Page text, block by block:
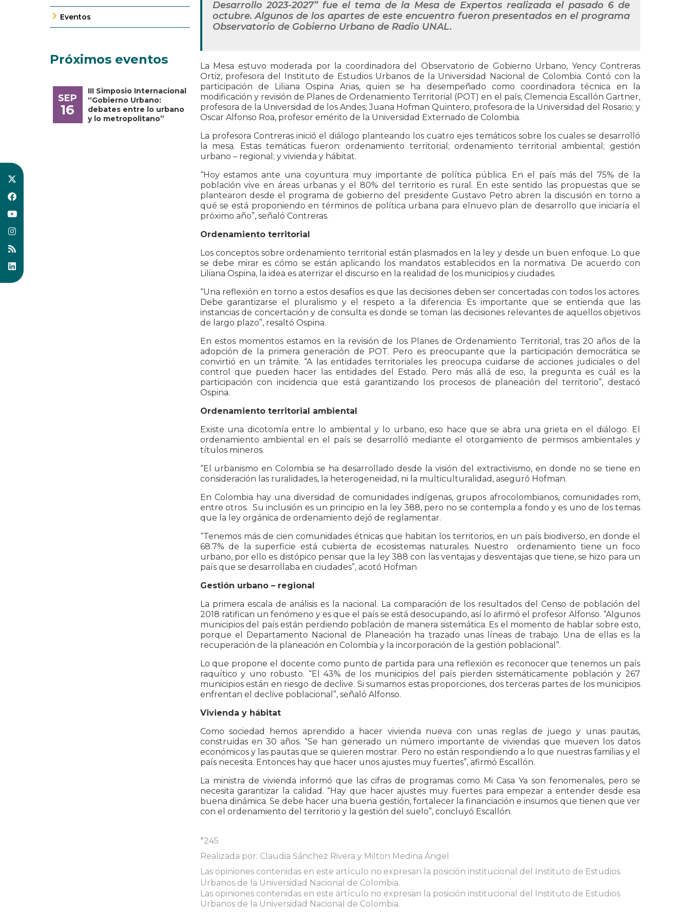
Eventos
Próximos eventos
SEP
16
III Simposio Internacional
“Gobierno Urbano:
debates entre lo urbano
y lo metropolitano”
Desarrollo 2023-2027” fue el tema de la Mesa de Expertos realizada el pasado 6 de
octubre. Algunos de los apartes de este encuentro fueron presentados en el programa
Observatorio de Gobierno Urbano de Radio UNAL.
La Mesa estuvo moderada por la coordinadora del Observatorio de Gobierno Urbano, Yency Contreras
Ortiz, profesora del Instituto de Estudios Urbanos de la Universidad Nacional de Colombia. Contó con la
participación de Liliana Ospina Arias, quien se ha desempeñado como coordinadora técnica en la
modificación y revisión de Planes de Ordenamiento Territorial (POT) en el país; Clemencia Escallón Gartner,
profesora de la Universidad de los Andes; Juana Hofman Quintero, profesora de la Universidad del Rosario; y
Oscar Alfonso Roa, profesor emérito de la Universidad Externado de Colombia.
La profesora Contreras inició el diálogo planteando los cuatro ejes temáticos sobre los cuales se desarrolló
la mesa. Estas temáticas fueron: ordenamiento territorial; ordenamiento territorial ambiental; gestión
urbano – regional; y vivienda y hábitat.
“Hoy estamos ante una coyuntura muy importante de política pública. En el país más del 75% de la
población vive en áreas urbanas y el 80% del territorio es rural. En este sentido las propuestas que se
plantearon desde el programa de gobierno del presidente Gustavo Petro abren la discusión en torno a
qué se está proponiendo en términos de política urbana para elnuevo plan de desarrollo que iniciaría el
próximo año”, señaló Contreras.
Ordenamiento territorial
Los conceptos sobre ordenamiento territorial están plasmados en la ley y desde un buen enfoque. Lo que
se debe mirar es cómo se están aplicando los mandatos establecidos en la normativa. De acuerdo con
Liliana Ospina, la idea es aterrizar el discurso en la realidad de los municipios y ciudades.
“Una reflexión en torno a estos desafíos es que las decisiones deben ser concertadas con todos los actores.
Debe garantizarse el pluralismo y el respeto a la diferencia. Es importante que se entienda que las
instancias de concertación y de consulta es donde se toman las decisiones relevantes de aquellos objetivos
de largo plazo”, resaltó Ospina.
En estos momentos estamos en la revisión de los Planes de Ordenamiento Territorial, tras 20 años de la
adopción de la primera generación de POT. Pero es preocupante que la participación democrática se
convirtió en un trámite. “A las entidades territoriales les preocupa cuidarse de acciones judiciales o del
control que pueden hacer las entidades del Estado. Pero más allá de eso, la pregunta es cuál es la
participación con incidencia que está garantizando los procesos de planeación del territorio”, destacó
Ospina.
Ordenamiento territorial ambiental
Existe una dicotomía entre lo ambiental y lo urbano, eso hace que se abra una grieta en el diálogo. El
ordenamiento ambiental en el país se desarrolló mediante el otorgamiento de permisos ambientales y
títulos mineros.
“El urbanismo en Colombia se ha desarrollado desde la visión del extractivismo, en donde no se tiene en
consideración las ruralidades, la heterogeneidad, ni la multiculturalidad, aseguró Hofman.
En Colombia hay una diversidad de comunidades indígenas, grupos afrocolombianos, comunidades rom,
entre otros. Su inclusión es un principio en la ley 388, pero no se contempla a fondo y es uno de los temas
que la ley orgánica de ordenamiento dejó de reglamentar.
“Tenemos más de cien comunidades étnicas que habitan los territorios, en un país biodiverso, en donde el
68.7% de la superficie está cubierta de ecosistemas naturales. Nuestro ordenamiento tiene un foco
urbano, por ello es distópico pensar que la ley 388 con las ventajas y desventajas que tiene, se hizo para un
país que se desarrollaba en ciudades”, acotó Hofman
Gestión urbano – regional
La primera escala de análisis es la nacional. La comparación de los resultados del Censo de población del
2018 ratifican un fenómeno y es que el país se está desocupando, así lo afirmó el profesor Alfonso. “Algunos
municipios del país están perdiendo población de manera sistemática. Es el momento de hablar sobre esto,
porque el Departamento Nacional de Planeación ha trazado unas líneas de trabajo. Una de ellas es la
recuperación de la planeación en Colombia y la incorporación de la gestión poblacional”.
Lo que propone el docente como punto de partida para una reflexión es reconocer que tenemos un país
raquítico y uno robusto. “El 43% de los municipios del país pierden sistemáticamente población y 267
municipios están en riesgo de declive. Si sumamos estas proporciones, dos terceras partes de los municipios
enfrentan el declive poblacional”, señaló Alfonso.
Vivienda y hábitat
Como sociedad hemos aprendido a hacer vivienda nueva con unas reglas de juego y unas pautas,
construidas en 30 años. “Se han generado un número importante de viviendas que mueven los datos
económicos y las pautas que se quieren mostrar. Pero no están respondiendo a lo que nuestras familias y el
país necesita. Entonces hay que hacer unos ajustes muy fuertes”, afirmó Escallón.
La ministra de vivienda informó que las cifras de programas como Mi Casa Ya son fenomenales, pero se
necesita garantizar la calidad. “Hay que hacer ajustes muy fuertes para empezar a entender desde esa
buena dinámica. Se debe hacer una buena gestión, fortalecer la financiación e insumos que tienen que ver
con el ordenamiento del territorio y la gestión del suelo”, concluyó Escallón.
*245
Realizada por: Claudia Sánchez Rivera y Milton Medina Ángel
Las opiniones contenidas en este artículo no expresan la posición institucional del Instituto de Estudios
Urbanos de la Universidad Nacional de Colombia.
Las opiniones contenidas en este artículo no expresan la posición institucional del Instituto de Estudios
Urbanos de la Universidad Nacional de Colombia.